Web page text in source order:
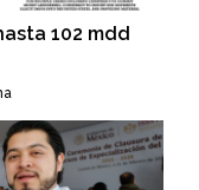
102 mdd